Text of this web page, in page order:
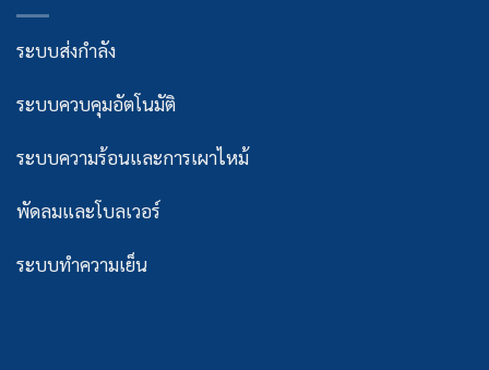
ระบบส่งกำลัง
ระบบควบคุมอัตโนมัติ
ระบบความร้อนและการเผาไหม้
พัดลมและโบลเวอร์
ระบบทำความเย็น